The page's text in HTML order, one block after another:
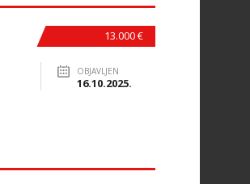
13.000 €
OBJAVLJEN
16.10.2025.